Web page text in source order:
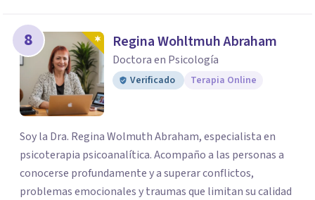
8 Regina Wohltmuh Abraham
Doctora en Psicología
Verificado Terapia Online
Soy la Dra. Regina Wolmuth Abraham, especialista en
psicoterapia psicoanalítica. Acompaño a las personas a
conocerse profundamente y a superar conflictos,
problemas emocionales y traumas que limitan su calidad